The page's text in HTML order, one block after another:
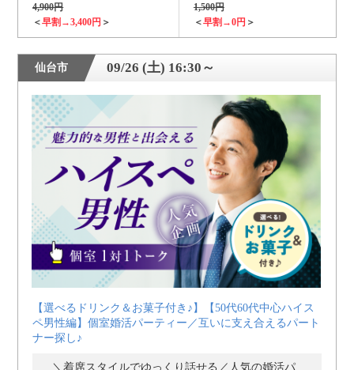
4,900円
＜早割→3,400円 ＞
1,500円
＜早割→0円 ＞
仙台市 09/26 (土) 16:30～
【選べるドリンク＆お菓子付き♪】【50代60代中心ハイス
ペ男性編】個室婚活パーティー／互いに支え合えるパート
ナー探し♪